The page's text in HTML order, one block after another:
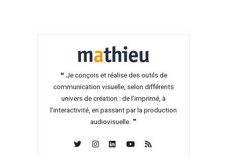
❝ Je conçois et réalise des outils de
communication visuelle, selon différents
univers de création : de l’imprimé, à
l’interactivité, en passant par la production
audiovisuelle. ❞